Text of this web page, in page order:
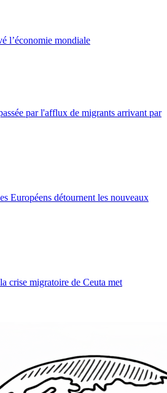
l’économie mondiale
par l'afflux de migrants arrivant par
Européens détournent les nouveaux
crise migratoire de Ceuta met